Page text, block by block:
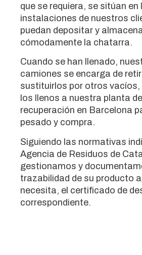
que se requiera, se sitúan en
instalaciones de nuestros
puedan depositar y
cómodamente la chatarra.
Cuando se han llenado,
camiones se encarga de
sustituirlos por otros
los llenos a nuestra planta
recuperación en Barcelona
pesado y compra.
Siguiendo las normativas
Agencia de Residuos de
gestionamos y
trazabilidad de su producto
necesita, el certificado de
correspondiente.